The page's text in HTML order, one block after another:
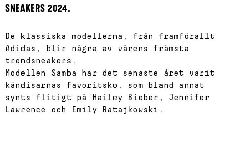
SNEAKERS 2024.
De klassiska modellerna, från framförallt
Adidas, blir några av vårens främsta
trendsneakers.
Modellen Samba har det senaste året varit
kändisarnas favoritsko, som bland annat
synts flitigt på Hailey Bieber, Jennifer
Lawrence och Emily Ratajkowski.